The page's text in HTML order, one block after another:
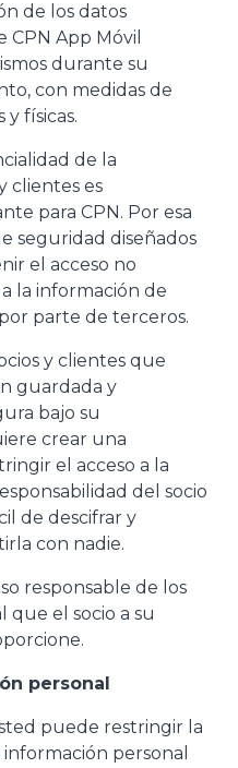
de los datos
CPN App Móvil
durante su
con medidas de
físicas.
de la
clientes es
para CPN. Por esa
seguridad diseñados
el acceso no
la información de
parte de terceros.
y clientes que
guardada y
bajo su
crear una
el acceso a la
del socio
de descifrar y
con nadie.
responsable de los
que el socio a su
personal
puede restringir la
personal